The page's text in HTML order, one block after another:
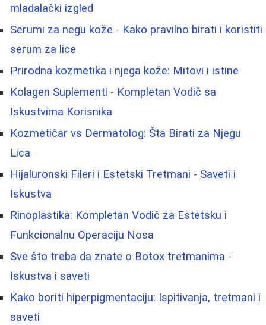
mladalački izgled
Serumi za negu kože - Kako pravilno birati i koristiti
serum za lice
Prirodna kozmetika i njega kože: Mitovi i istine
Kolagen Suplementi - Kompletan Vodič sa
Iskustvima Korisnika
Kozmetičar vs Dermatolog: Šta Birati za Njegu
Lica
Hijaluronski Fileri i Estetski Tretmani - Saveti i
Iskustva
Rinoplastika: Kompletan Vodič za Estetsku i
Funkcionalnu Operaciju Nosa
Sve što treba da znate o Botox tretmanima -
Iskustva i saveti
Kako boriti hiperpigmentaciju: Ispitivanja, tretmani i
saveti